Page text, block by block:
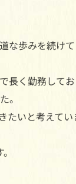
な歩みを続け
く勤務してお
。
いと考えてい